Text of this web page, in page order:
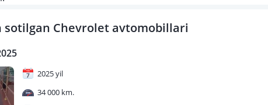
sotilgan Chevrolet avtomobillari
2025 yil
34 000 km.